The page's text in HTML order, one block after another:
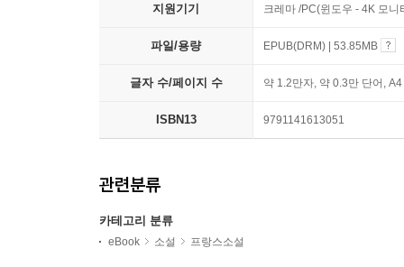
지원기기 크레마 /PC(윈도우 - 4K 모
파일/용량 EPUB(DRM) | 53.85MB
글자 수/페이지 수 약 1.2만자, 약 0.3만 단어,
ISBN13 9791141613051
관련분류
카테고리 분류
eBook 소설 프랑스소설